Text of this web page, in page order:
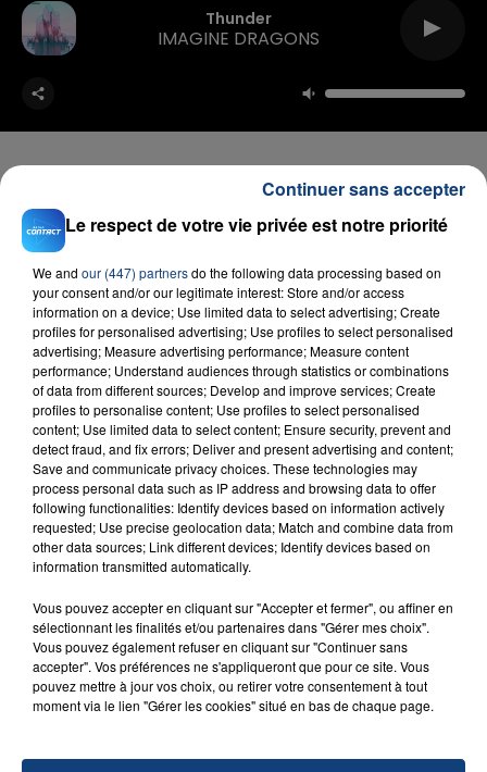
Thunder
IMAGINE DRAGONS
FIL D'ACTU
23 juillet 2026
INCENDIE MORTEL À LENS : UNE FEMME ET
SON BÉBÉ ENTRE LA VIE ET LA...
Un homme s'est immolé par le feu après avoir
aspergé sa compagne et leur bébé de trois mois
d'un liquide inflammable.
Le respect de votre vie privée est notre priorité
We and our (447) partnersdo the following data processing based on
your consent and/or our legitimate interest: Store and/or access
information on a device; Use limited data to select advertising; Create
profiles for personalised advertising; Use profiles to select personalised
advertising; Measure advertising performance; Measure content
performance; Understand audiences through statistics or combinations
of data from different sources; Develop and improve services; Create
profiles to personalise content; Use profiles to select personalised
content; Use limited data to select content; Ensure security, prevent and
detect fraud, and fix errors; Deliver and present advertising and content;
Save and communicate privacy choices. These technologies may
process personal data such as IP address and browsing data to offer
following functionalities: Identify devices based on information actively
requested; Use precise geolocation data; Match and combine data from
other data sources; Link different devices; Identify devices based on
information transmitted automatically.
Vous pouvez accepter en cliquant sur "Accepter et fermer", ou affiner en
sélectionnant les finalités et/ou partenaires dans "Gérer mes choix".
Vous pouvez également refuser en cliquant sur "Continuer sans
accepter". Vos préférences ne s'appliqueront que pour ce site. Vous
pouvez mettre à jour vos choix, ou retirer votre consentement à tout
moment via le lien "Gérer les cookies" situé en bas de chaque page.
Continuer sans accepter